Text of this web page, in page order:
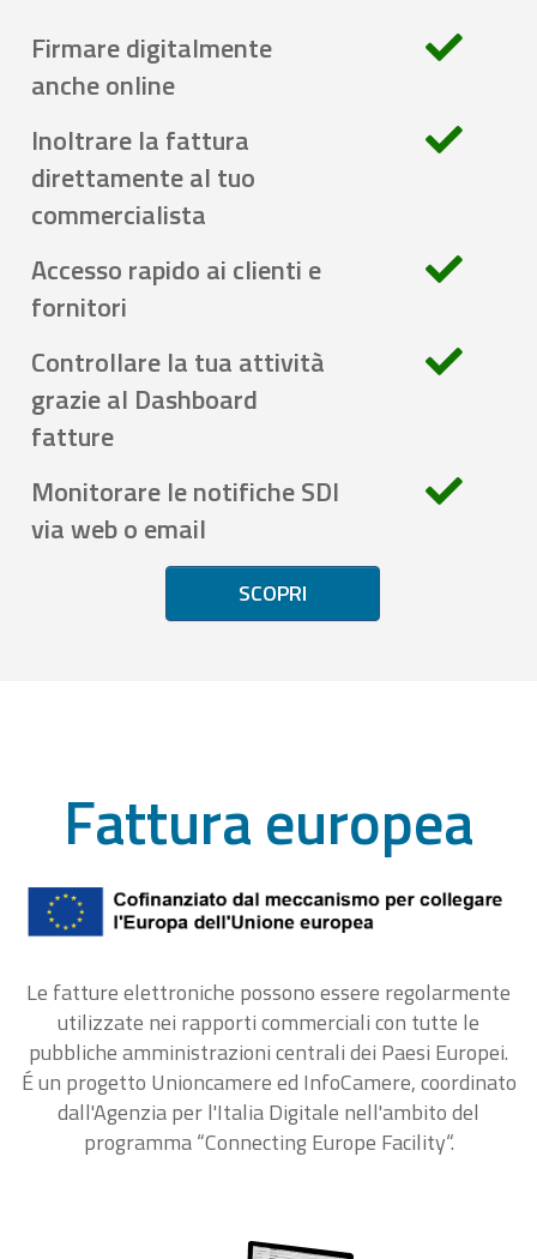
Firmare digitalmente
anche online
Inoltrare la fattura
direttamente al tuo
commercialista
Accesso rapido ai clienti e
fornitori
Controllare la tua attività
grazie al Dashboard
fatture
Monitorare le notifiche SDI
via web o email
SCOPRI
Fattura europea
Le fatture elettroniche possono essere regolarmente
utilizzate nei rapporti commerciali con tutte le
pubbliche amministrazioni centrali dei Paesi Europei.
É un progetto Unioncamere ed InfoCamere, coordinato
dall'Agenzia per l'Italia Digitale nell'ambito del
programma “Connecting Europe Facility“.